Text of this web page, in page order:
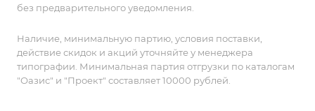
без предварительного уведомления.
Наличие, минимальную партию, условия поставки,
действие скидок и акций уточняйте у менеджера
типографии. Минимальная партия отгрузки по каталогам
"Оазис" и "Проект" составляет 10000 рублей.